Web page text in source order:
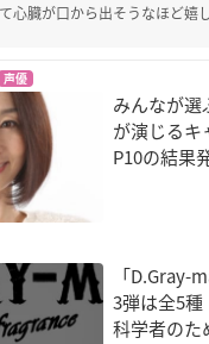
心臓が口から出そうなほど
声優
みんなが選
が演じるキ
P10の結果
「D.Gray-
3弾は全5
科学者のた